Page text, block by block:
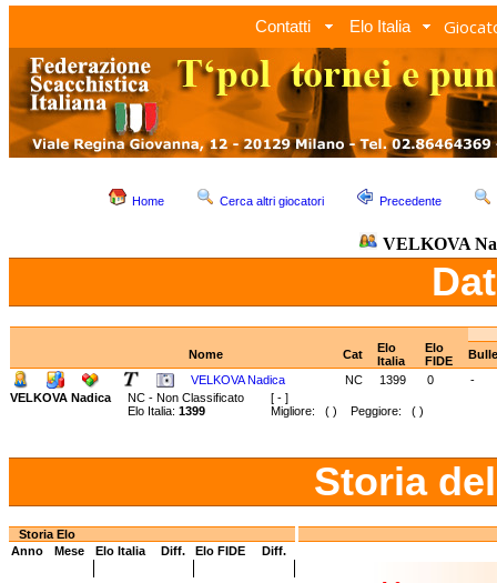
Contatti Elo Italia
Home Cerca altri giocatori Precedente
VELKOVA
Nome Cat
Elo
Italia
Elo
FIDE
VELKOVA Nadica
NC 1399 0
-
VELKOVA Nadica
NC - Non Classificato [ - ]
Elo Italia: 1399 Migliore: ( ) Peggiore: ( )
Storia
Storia Elo
Anno
Mese Elo Italia Diff. Elo FIDE Diff.